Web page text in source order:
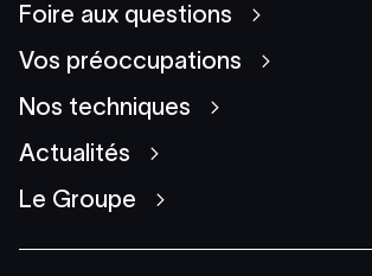
Foire aux questions
Vos préoccupations
Nos techniques
Actualités
Le Groupe